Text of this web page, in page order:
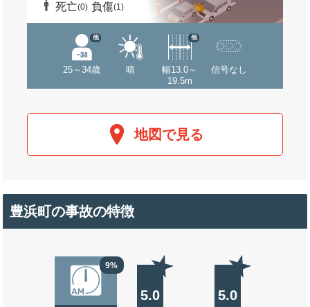
死亡(0) 負傷(1)
25～34歳
他
晴
幅13.0～
19.5m
他
信号なし
地図で見る
豊浜町の事故の特徴
9%
5.0 5.0